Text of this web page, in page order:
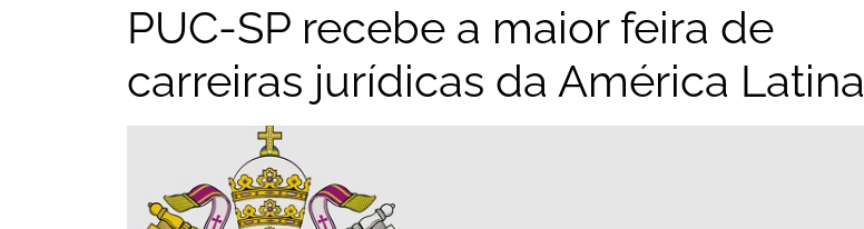
PUC-SP recebe a maior feira de
carreiras jurídicas da América Latina